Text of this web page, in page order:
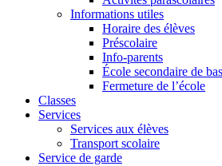
Informations utiles
Horaire des élèves
Préscolaire
Info-parents
École secondaire de
Fermeture de l’école
Classes
Services
Services aux élèves
Transport scolaire
Service de garde